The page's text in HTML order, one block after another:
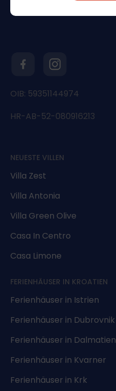
OIB: 59351144974
HR-AB-52-080916213
NEUESTE VILLEN
Villa Zest
Villa Antonia
Villa Green Olive
Casa In Centro
Casa Limone
FERIENHÄUSER IN KROATIEN
Ferienhäuser in Istrien
Ferienhäuser in Dubrovnik
Ferienhäuser in Dalmatien
Ferienhäuser in Kvarner
Ferienhäuser in Krk